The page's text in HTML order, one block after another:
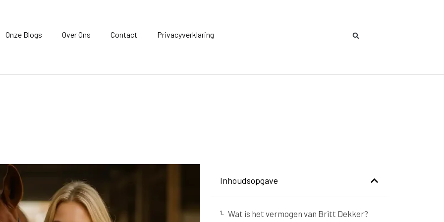
Onze Blogs Over Ons Contact Privacyverklaring
Inhoudsopgave
Wat is het vermogen van Britt Dekker?